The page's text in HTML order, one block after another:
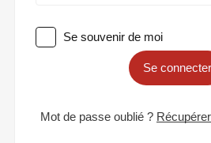
Se souvenir de moi
Se connecter
Mot de passe oublié ?